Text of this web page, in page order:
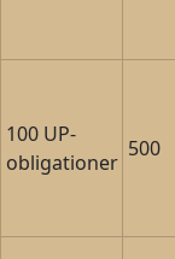
100 UP-
obligationer
500